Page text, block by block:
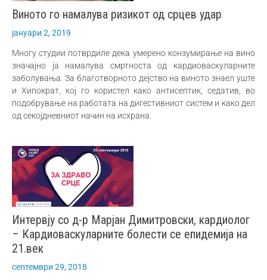
Виното го намалува ризикот од срцев удар
јануари 2, 2019
Многу студии потврдиле дека умерено конзумирање на вино
значајно ја намалува смртноста од кардиоваскуларните
заболувања. За благотворното дејство на виното знаел уште
и Хипократ, кој го користел како антисептик, седатив, во
подобрување на работата на дигестивниот систем и како дел
од секојдневниот начин на исхрана.
Интервју со д-р Марјан Димитровски, кардиолог
– Кардиоваскуларните болести се епидемија на
21.век
септември 29, 2018